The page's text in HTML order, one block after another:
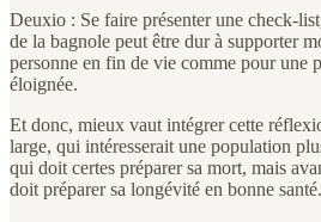
Deuxio : Se faire présenter une check-
de la bagnole peut être dur à supporter
personne en fin de vie comme pour une
éloignée.
Et donc, mieux vaut intégrer cette
large, qui intéresserait une population
qui doit certes préparer sa mort, mais
doit préparer sa longévité en bonne santé.